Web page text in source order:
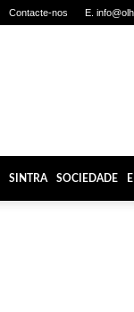
Contacte-nos E.
SINTRA SOCIEDADE